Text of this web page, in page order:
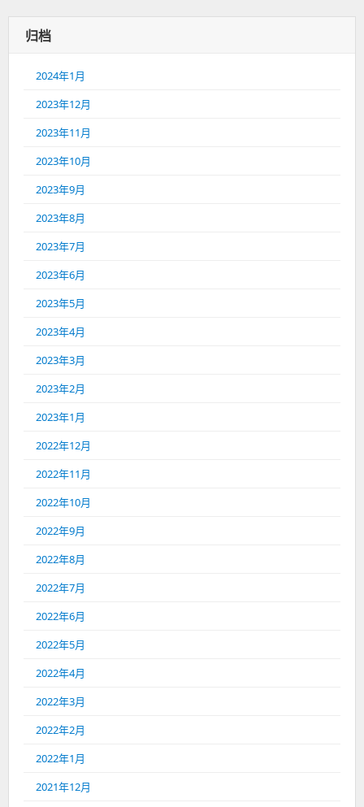
归档
2024年1月
2023年12月
2023年11月
2023年10月
2023年9月
2023年8月
2023年7月
2023年6月
2023年5月
2023年4月
2023年3月
2023年2月
2023年1月
2022年12月
2022年11月
2022年10月
2022年9月
2022年8月
2022年7月
2022年6月
2022年5月
2022年4月
2022年3月
2022年2月
2022年1月
2021年12月